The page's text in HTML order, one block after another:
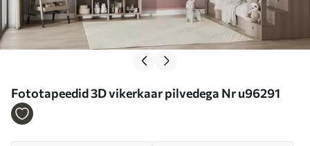
Fototapeedid 3D vikerkaar pilvedega Nr u96291